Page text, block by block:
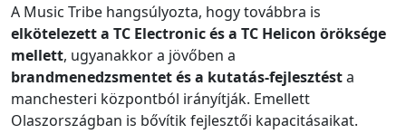
A Music Tribe hangsúlyozta, hogy továbbra is
elkötelezett a TC Electronic és a TC Helicon öröksége
mellett, ugyanakkor a jövőben a
brandmenedzsmentet és a kutatás-fejlesztésta
manchesteri központból irányítják. Emellett
Olaszországban is bővítik fejlesztői kapacitásaikat.